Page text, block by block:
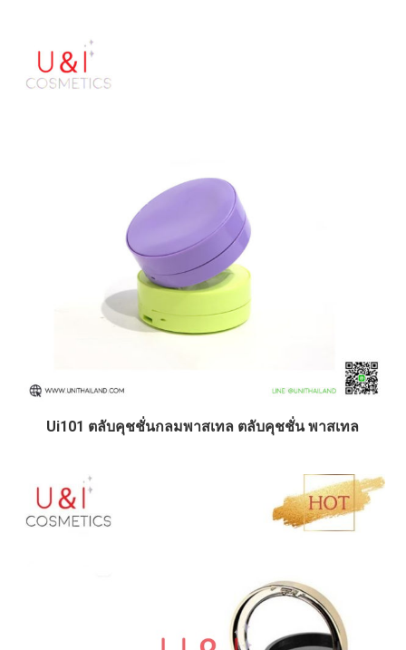
Ui101 ตลับคุชชั่นกลมพาสเทล ตลับคุชชั่น พาสเทล